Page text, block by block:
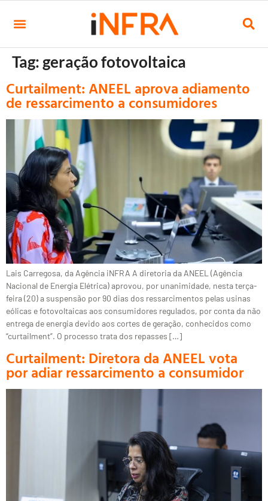
Tag: geração fotovoltaica
Curtailment: ANEEL aprova adiamento
de ressarcimento a consumidores
Lais Carregosa, da Agência iNFRA A diretoria da ANEEL (Agência
Nacional de Energia Elétrica) aprovou, por unanimidade, nesta terça-
feira (20) a suspensão por 90 dias dos ressarcimentos pelas usinas
eólicas e fotovoltaicas aos consumidores regulados, por conta da não
entrega de energia devido aos cortes de geração, conhecidos como
“curtailment”. O processo trata dos repasses […]
Curtailment: Diretora da ANEEL vota
por adiar ressarcimento a consumidor